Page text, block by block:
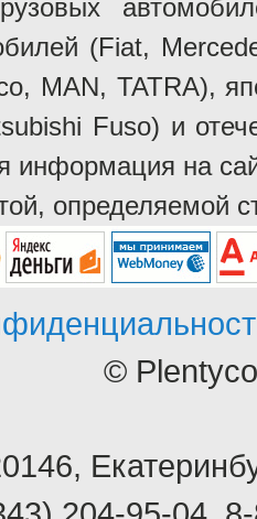
(Fiat,
MAN, TATRA),
Fuso) и
на
определяемой
©
,